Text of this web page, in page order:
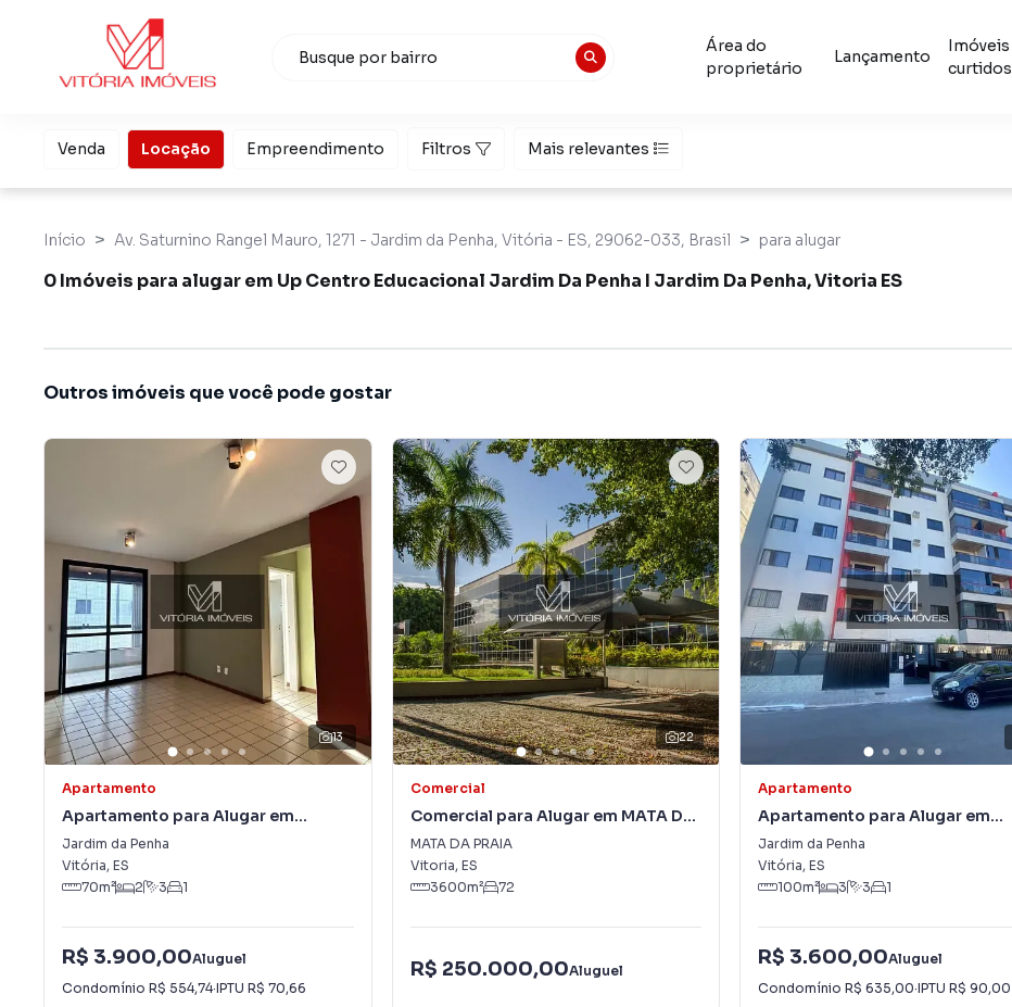
Área do
proprietário
Lançamento
Imóveis
curtidos
Venda Locação Empreendimento Filtros Mais relevantes
Início Av. Saturnino Rangel Mauro, 1271 - Jardim da Penha, Vitória - ES, 29062-033, Brasil para alugar
0 Imóveis para alugar em Up Centro Educacional Jardim Da Penha I Jardim Da Penha, Vitoria ES
Outros imóveis que você pode gostar
13
Apartamento
Apartamento para Alugar em
Jardim da Penha
Jardim da Penha
Vitória, ES
70m² 2 3 1
R$ 3.900,00Aluguel
Condomínio R$ 554,74·IPTU R$ 70,66
22
Comercial
Comercial para Alugar em MATA DA
PRAIA
MATA DA PRAIA
Vitoria, ES
3600m² 72
R$ 250.000,00Aluguel
Apartamento
Apartamento para Alugar em
Jardim da Penha
Jardim da Penha
Vitória, ES
100m² 3 3 1
R$ 3.600,00Aluguel
Condomínio R$ 635,00·IPTU R$ 90,00